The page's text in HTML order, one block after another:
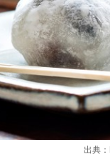
出典：